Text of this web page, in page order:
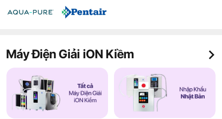
Máy Điện Giải iON Kiềm